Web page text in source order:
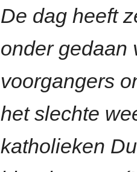
De dag heeft
onder gedaan
voorgangers
het slechte
katholieken